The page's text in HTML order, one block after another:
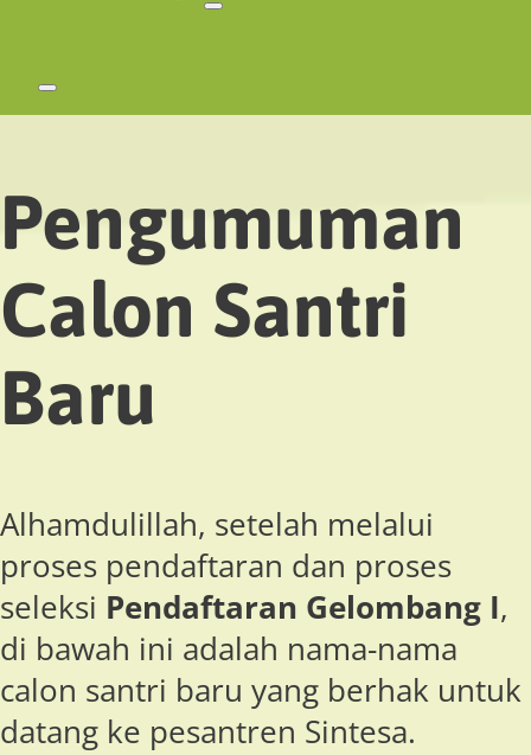
Pengumuman
Calon Santri
Baru
Alhamdulillah, setelah melalui
proses pendaftaran dan proses
seleksi Pendaftaran Gelombang I,
di bawah ini adalah nama-nama
calon santri baru yang berhak untuk
datang ke pesantren Sintesa.